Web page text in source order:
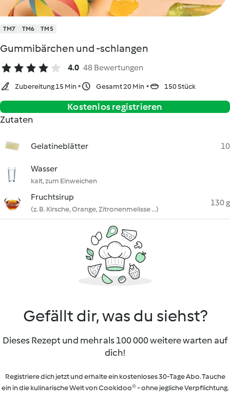
TM7 TM6 TM5
Gummibärchen und -schlangen
4.0 48 Bewertungen
Zubereitung 15 Min Gesamt 20 Min 150 Stück
Kostenlos registrieren
Zutaten
Gelatineblätter 10
Wasser
kalt, zum Einweichen
Fruchtsirup
(z. B. Kirsche, Orange, Zitronenmelisse ...)
130 g
Gefällt dir, was du siehst?
Dieses Rezept und mehr als 100 000 weitere warten auf
dich!
Registriere dich jetzt und erhalte ein kostenloses 30-Tage Abo. Tauche
ein in die kulinarische Welt von Cookidoo® - ohne jegliche Verpflichtung.